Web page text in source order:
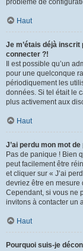
problème de
Haut
Je m’étais déjà
connecter ?!
Il est possible qu’un
pour une quelconque
périodiquement les
données. Si tel était le
plus activement aux
Haut
J’ai perdu mon mot de
Pas de panique ! Bien
peut facilement être
et cliquer sur « J’ai
devriez être en
Cependant, si vous ne
invitons à contacter un
Haut
Pourquoi suis-je